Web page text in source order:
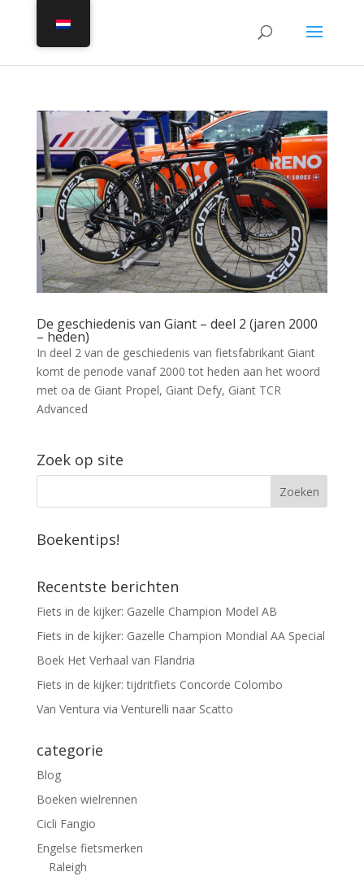
De geschiedenis van Giant – deel 2 (jaren 2000
– heden)
In deel 2 van de geschiedenis van fietsfabrikant Giant
komt de periode vanaf 2000 tot heden aan het woord
met oa de Giant Propel, Giant Defy, Giant TCR
Advanced
Zoek op site
Boekentips!
Recentste berichten
Fiets in de kijker: Gazelle Champion Model AB
Fiets in de kijker: Gazelle Champion Mondial AA Special
Boek Het Verhaal van Flandria
Fiets in de kijker: tijdritfiets Concorde Colombo
Van Ventura via Venturelli naar Scatto
categorie
Blog
Boeken wielrennen
Cicli Fangio
Engelse fietsmerken
Raleigh